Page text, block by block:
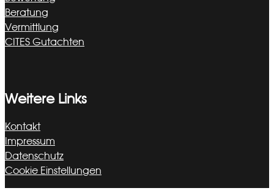
Beratung
Vermittlung
CITES Gutachten
Weitere Links
Kontakt
Impressum
Datenschutz
Cookie Einstellungen